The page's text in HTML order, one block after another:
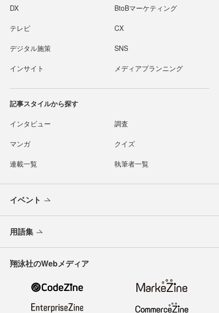
DX BtoBマーケティング
テレビ CX
デジタル施策 SNS
インサイト メディアプランニング
記事スタイルから探す
インタビュー 調査
マンガ クイズ
連載一覧 執筆者一覧
イベント
用語集
翔泳社のWebメディア